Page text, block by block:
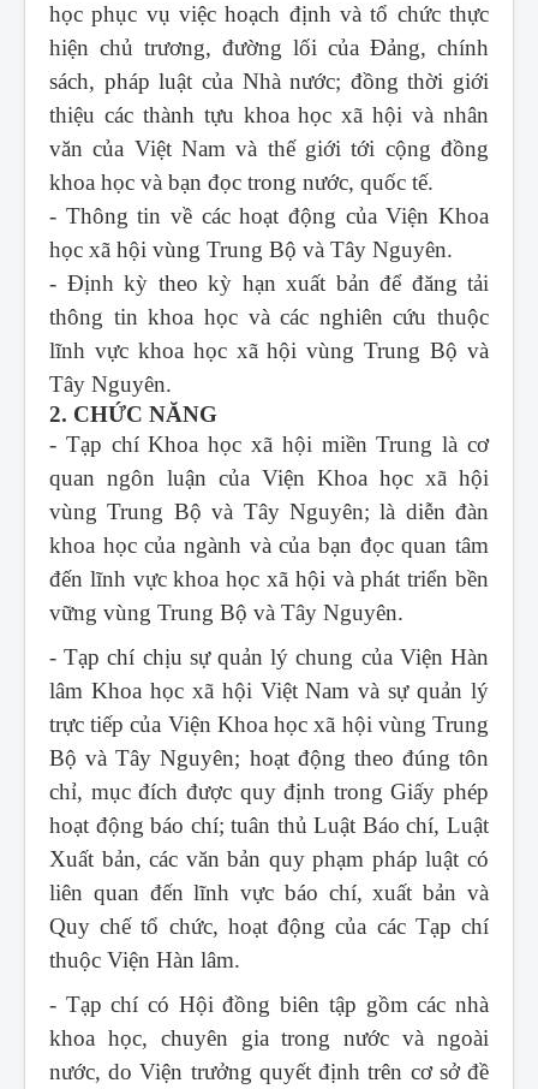
học phục vụ việc hoạch định và tổ chức thực
hiện chủ trương, đường lối của Đảng, chính
sách, pháp luật của Nhà nước; đồng thời giới
thiệu các thành tựu khoa học xã hội và nhân
văn của Việt Nam và thế giới tới cộng đồng
khoa học và bạn đọc trong nước, quốc tế.
- Thông tin về các hoạt động của Viện Khoa
học xã hội vùng Trung Bộ và Tây Nguyên.
- Định kỳ theo kỳ hạn xuất bản để đăng tải
thông tin khoa học và các nghiên cứu thuộc
lĩnh vực khoa học xã hội vùng Trung Bộ và
Tây Nguyên.
2. CHỨC NĂNG
- Tạp chí Khoa học xã hội miền Trung là cơ
quan ngôn luận của Viện Khoa học xã hội
vùng Trung Bộ và Tây Nguyên; là diễn đàn
khoa học của ngành và của bạn đọc quan tâm
đến lĩnh vực khoa học xã hội và phát triển bền
vững vùng Trung Bộ và Tây Nguyên.
- Tạp chí chịu sự quản lý chung của Viện Hàn
lâm Khoa học xã hội Việt Nam và sự quản lý
trực tiếp của Viện Khoa học xã hội vùng Trung
Bộ và Tây Nguyên; hoạt động theo đúng tôn
chỉ, mục đích được quy định trong Giấy phép
hoạt động báo chí; tuân thủ Luật Báo chí, Luật
Xuất bản, các văn bản quy phạm pháp luật có
liên quan đến lĩnh vực báo chí, xuất bản và
Quy chế tổ chức, hoạt động của các Tạp chí
thuộc Viện Hàn lâm.
- Tạp chí có Hội đồng biên tập gồm các nhà
khoa học, chuyên gia trong nước và ngoài
nước, do Viện trưởng quyết định trên cơ sở đề